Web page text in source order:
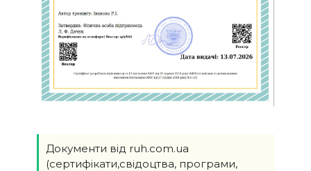
Документи від ruh.com.ua
(сертифікати,свідоцтва, програми,